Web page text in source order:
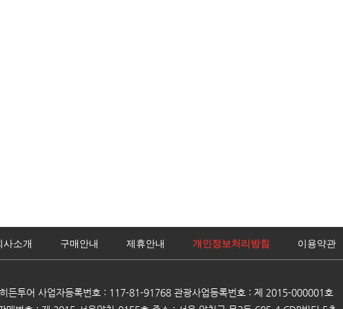
사소개 구매안내 제휴안내 개인정보처리방침 이용약관
든투어 사업자등록번호 : 117-81-91768 관광사업등록번호 : 제 2015-000001호